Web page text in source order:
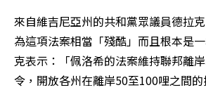
來自維吉尼亞州的共和黨眾議員德拉
為這項法案相當「殘酷」而且根本是
克表示：「佩洛希的法案維持聯邦離
令，開放各州在離岸50至100哩之間